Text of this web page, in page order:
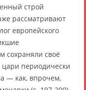
строй
рассматривают
европейского
сохраняли своё
периодически
— как, впрочем,